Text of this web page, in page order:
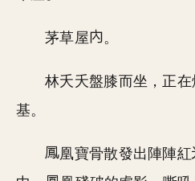
茅草屋 。
林夭夭盤膝而坐，正在
基。
凰寶骨散發出陣陣紅